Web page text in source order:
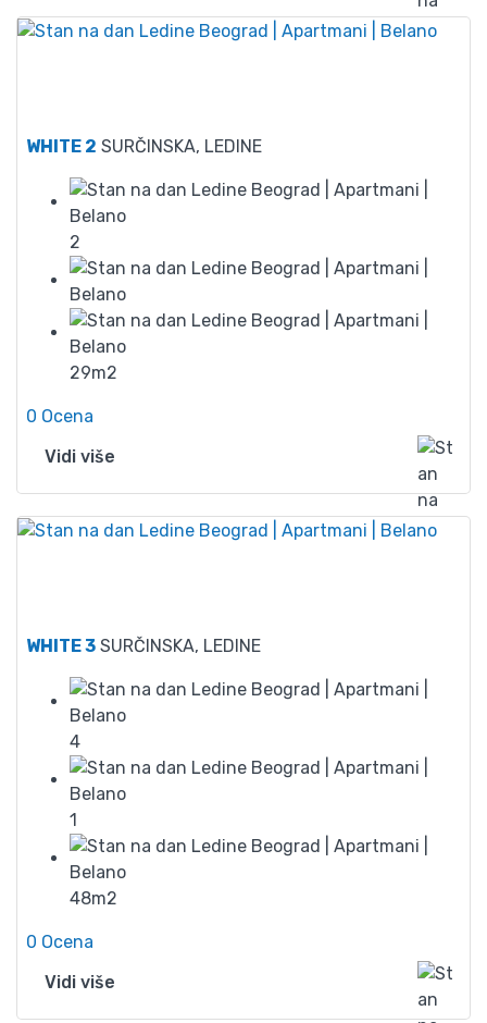
WHITE 2 SURČINSKA, LEDINE
2
29m2
0 Ocena
Vidi više
WHITE 3 SURČINSKA, LEDINE
4
1
48m2
0 Ocena
Vidi više